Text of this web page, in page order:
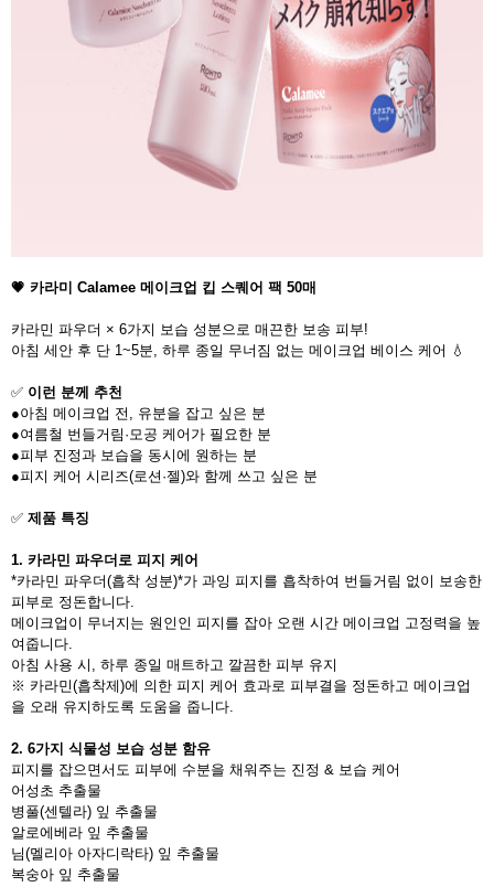
💗 카라미 Calamee 메이크업 킵 스퀘어 팩 50매
카라민 파우더 × 6가지 보습 성분으로 매끈한 보송 피부!
아침 세안 후 단 1~5분, 하루 종일 무너짐 없는 메이크업 베이스 케어 💧
✅ 이런 분께 추천
●아침 메이크업 전, 유분을 잡고 싶은 분
●여름철 번들거림·모공 케어가 필요한 분
●피부 진정과 보습을 동시에 원하는 분
●피지 케어 시리즈(로션·젤)와 함께 쓰고 싶은 분
✅ 제품 특징
1. 카라민 파우더로 피지 케어
*카라민 파우더(흡착 성분)*가 과잉 피지를 흡착하여 번들거림 없이 보송한
피부로 정돈합니다.
메이크업이 무너지는 원인인 피지를 잡아 오랜 시간 메이크업 고정력을 높
여줍니다.
아침 사용 시, 하루 종일 매트하고 깔끔한 피부 유지
※ 카라민(흡착제)에 의한 피지 케어 효과로 피부결을 정돈하고 메이크업
을 오래 유지하도록 도움을 줍니다.
2. 6가지 식물성 보습 성분 함유
피지를 잡으면서도 피부에 수분을 채워주는 진정 & 보습 케어
어성초 추출물
병풀(센텔라) 잎 추출물
알로에베라 잎 추출물
님(멜리아 아자디락타) 잎 추출물
복숭아 잎 추출물